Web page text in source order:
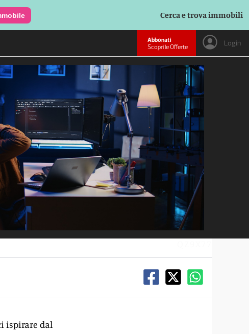
Cerca e trova immobili
Abbonati
Scopri le Offerte
Login
ispirare dal